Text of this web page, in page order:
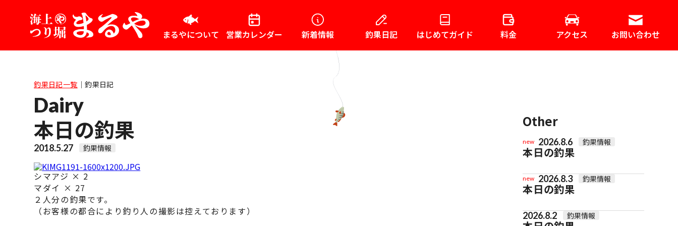
まるやについて 営業カレンダー 新着情報 釣果日記 はじめてガイド 料金 アクセス お問い合わせ
釣果日記一覧 ｜釣果日記
Dairy
本日の釣果
2018.5.27 釣果情報
シマアジ × 2
マダイ × 27
２人分の釣果です。
（お客様の都合により釣り人の撮影は控えております）
Other
new 2026.8.6 釣果情報
本日の釣果
new 2026.8.3 釣果情報
本日の釣果
2026.8.2 釣果情報